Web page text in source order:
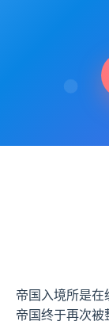
帝国入境所是
帝国终于再次